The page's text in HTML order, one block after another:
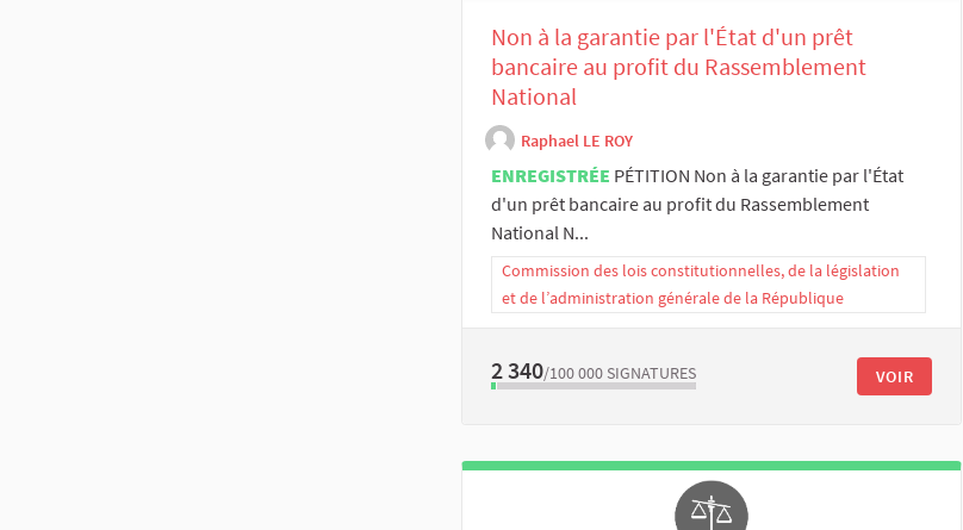
Non à la garantie par l'État d'un prêt
bancaire au profit du Rassemblement
National
Raphael LE ROY
ENREGISTRÉE PÉTITION Non à la garantie par l'État
d'un prêt bancaire au profit du Rassemblement
National N...
Commission des lois constitutionnelles, de la législation
et de l’administration générale de la République
2 340/100 000 SIGNATURES VOIR